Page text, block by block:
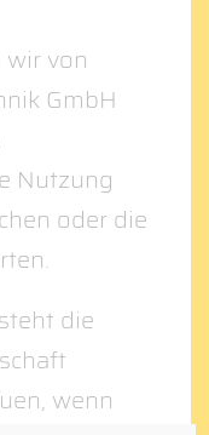
von
GmbH
Nutzung
oder die
die
wenn